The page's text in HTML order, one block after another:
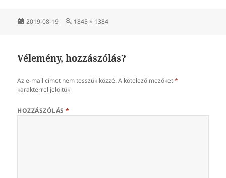
Közzétéve
2019-08-19
Teljes
1845 × 1384
Vélemény, hozzászólás?
Az e-mail címet nem tesszük közzé. A kötelező mezőket*
karakterrel jelöltük
HOZZÁSZÓLÁS*